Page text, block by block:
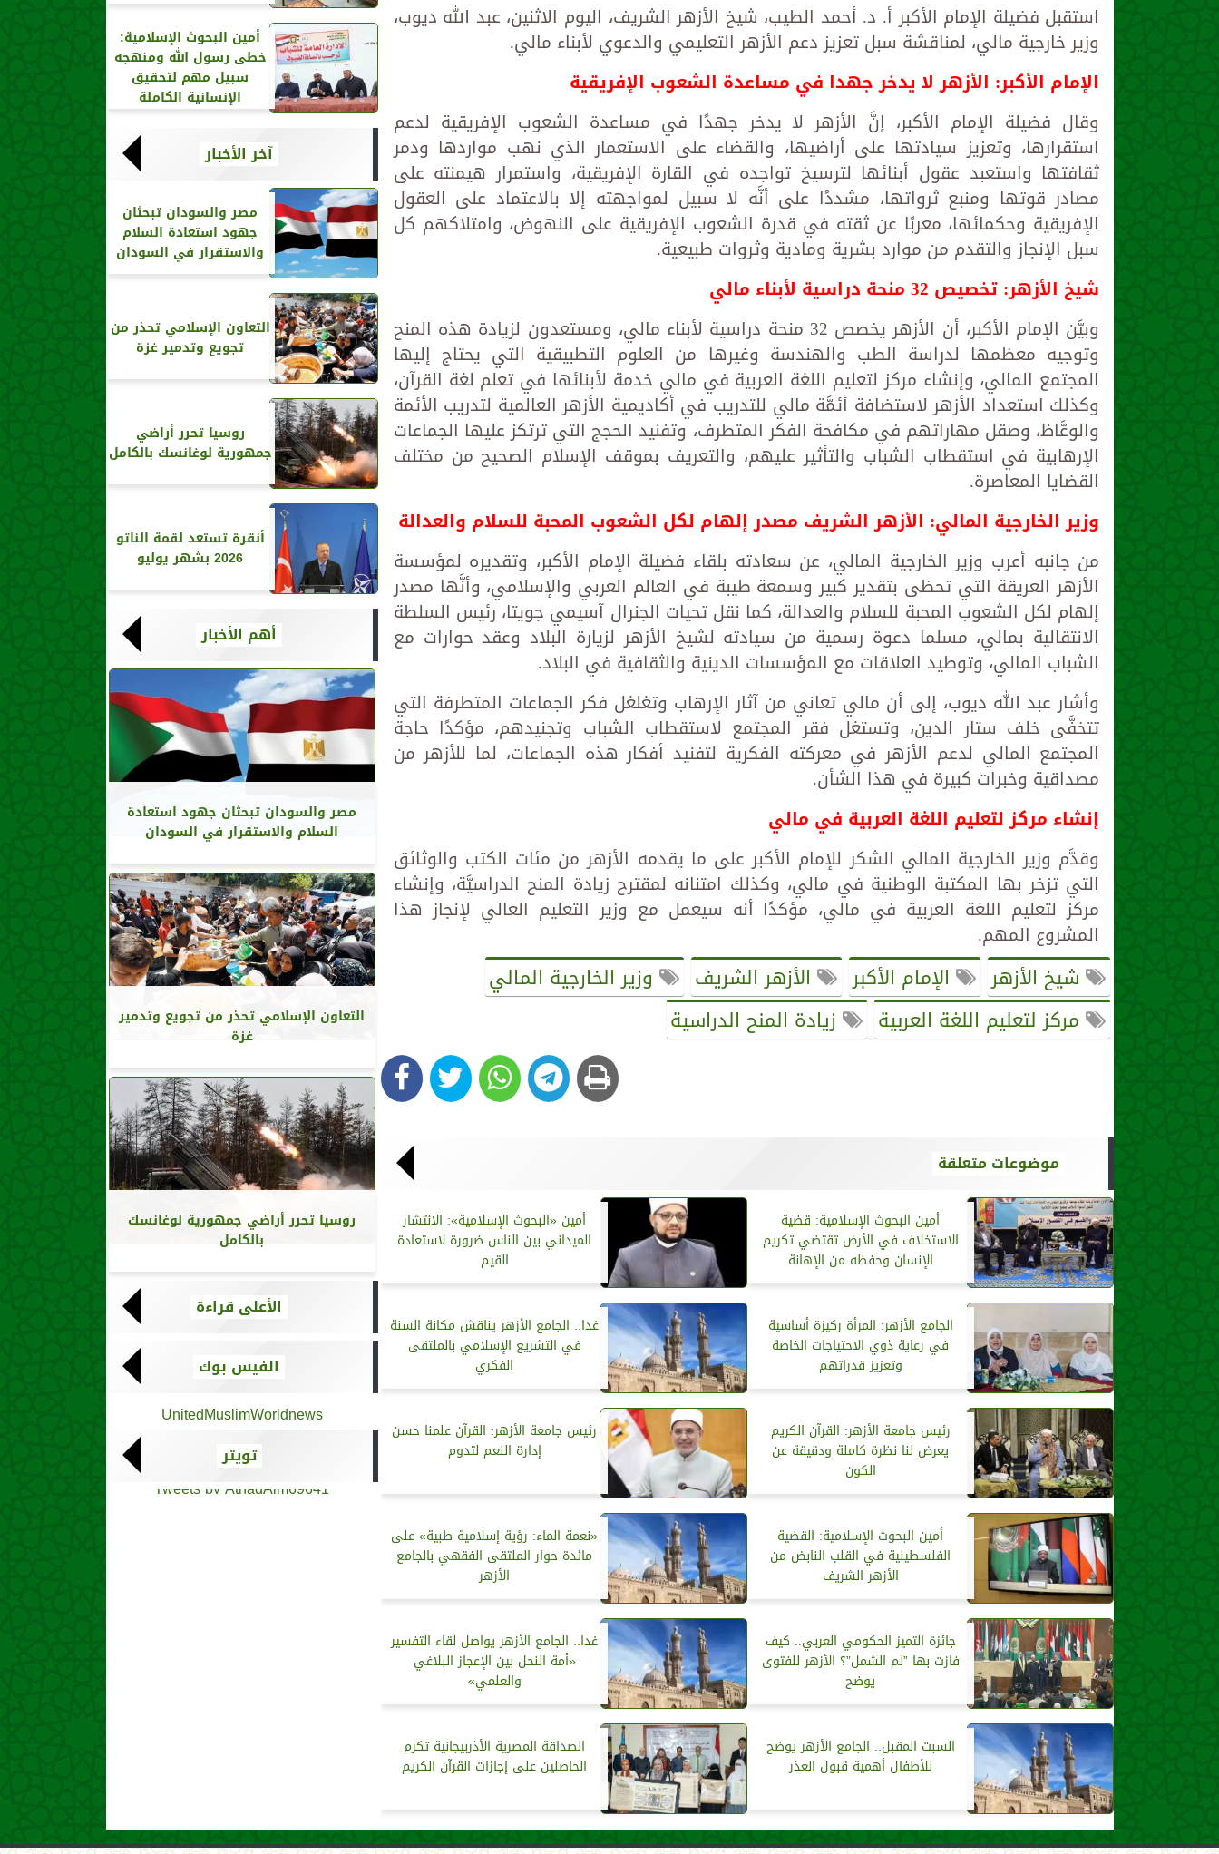
استقبل فضيلة الإمام الأكبر أ. د. أحمد الطيب، شيخ الأزهر الشريف، اليوم الاثنين، عبد الله ديوب،
وزير خارجية مالي، لمناقشة سبل تعزيز دعم الأزهر التعليمي والدعوي لأبناء مالي.
الإمام الأكبر: الأزهر لا يدخر جهدا في مساعدة الشعوب الإفريقية
وقال فضيلة الإمام الأكبر، إنَّ الأزهر لا يدخر جهدًا في مساعدة الشعوب الإفريقية لدعم
استقرارها، وتعزيز سيادتها على أراضيها، والقضاء على الاستعمار الذي نهب مواردها ودمر
ثقافتها واستعبد عقول أبنائها لترسيخ تواجده في القارة الإفريقية، واستمرار هيمنته على
مصادر قوتها ومنبع ثرواتها، مشددًا على أنَّه لا سبيل لمواجهته إلا بالاعتماد على العقول
الإفريقية وحكمائها، معربًا عن ثقته في قدرة الشعوب الإفريقية على النهوض، وامتلاكهم كل
سبل الإنجاز والتقدم من موارد بشرية ومادية وثروات طبيعية.
شيخ الأزهر: تخصيص 32 منحة دراسية لأبناء مالي
وبيَّن الإمام الأكبر، أن الأزهر يخصص 32 منحة دراسية لأبناء مالي، ومستعدون لزيادة هذه المنح
وتوجيه معظمها لدراسة الطب والهندسة وغيرها من العلوم التطبيقية التي يحتاج إليها
المجتمع المالي، وإنشاء مركز لتعليم اللغة العربية في مالي خدمة لأبنائها في تعلم لغة القرآن،
وكذلك استعداد الأزهر لاستضافة أئمَّة مالي للتدريب في أكاديمية الأزهر العالمية لتدريب الأئمة
والوعَّاظ، وصقل مهاراتهم في مكافحة الفكر المتطرف، وتفنيد الحجج التي ترتكز عليها الجماعات
الإرهابية في استقطاب الشباب والتأثير عليهم، والتعريف بموقف الإسلام الصحيح من مختلف
القضايا المعاصرة.
وزير الخارجية المالي: الأزهر الشريف مصدر إلهام لكل الشعوب المحبة للسلام والعدالة
من جانبه أعرب وزير الخارجية المالي، عن سعادته بلقاء فضيلة الإمام الأكبر، وتقديره لمؤسسة
الأزهر العريقة التي تحظى بتقدير كبير وسمعة طيبة في العالم العربي والإسلامي، وأنَّها مصدر
إلهام لكل الشعوب المحبة للسلام والعدالة، كما نقل تحيات الجنرال آسيمي جويتا، رئيس السلطة
الانتقالية بمالي، مسلما دعوة رسمية من سيادته لشيخ الأزهر لزيارة البلاد وعقد حوارات مع
الشباب المالي، وتوطيد العلاقات مع المؤسسات الدينية والثقافية في البلاد.
وأشار عبد الله ديوب، إلى أن مالي تعاني من آثار الإرهاب وتغلغل فكر الجماعات المتطرفة التي
تتخفَّى خلف ستار الدين، وتستغل فقر المجتمع لاستقطاب الشباب وتجنيدهم، مؤكدًا حاجة
المجتمع المالي لدعم الأزهر في معركته الفكرية لتفنيد أفكار هذه الجماعات، لما للأزهر من
مصداقية وخبرات كبيرة في هذا الشأن.
إنشاء مركز لتعليم اللغة العربية في مالي
وقدَّم وزير الخارجية المالي الشكر للإمام الأكبر على ما يقدمه الأزهر من مئات الكتب والوثائق
التي تزخر بها المكتبة الوطنية في مالي، وكذلك امتنانه لمقترح زيادة المنح الدراسيَّة، وإنشاء
مركز لتعليم اللغة العربية في مالي، مؤكدًا أنه سيعمل مع وزير التعليم العالي لإنجاز هذا
المشروع المهم.
شيخ الأزهر الإمام الأكبر الأزهر الشريف
وزير الخارجية المالي
مركز لتعليم اللغة العربية
زيادة المنح الدراسية
موضوعات متعلقة
أمين البحوث الإسلامية: قضية
الاستخلاف في الأرض تقتضي تكريم
الإنسان وحفظه من الإهانة
أمين «البحوث الإسلامية»: الانتشار
الميداني بين الناس ضرورة لاستعادة
القيم
الجامع الأزهر: المرأة ركيزة أساسية
في رعاية ذوي الاحتياجات الخاصة
وتعزيز قدراتهم
غدا.. الجامع الأزهر يناقش مكانة السنة
في التشريع الإسلامي بالملتقى
الفكري
رئيس جامعة الأزهر: القرآن الكريم
يعرض لنا نظرة كاملة ودقيقة عن
الكون
رئيس جامعة الأزهر: القرآن علمنا حسن
إدارة النعم لتدوم
أمين البحوث الإسلامية: القضية
الفلسطينية في القلب النابض من
الأزهر الشريف
«نعمة الماء: رؤية إسلامية طبية» على
مائدة حوار الملتقى الفقهي بالجامع
الأزهر
جائزة التميز الحكومي العربي.. كيف
فازت بها ”لم الشمل”؟ الأزهر للفتوى
يوضح
غدا.. الجامع الأزهر يواصل لقاء التفسير
«أمة النحل بين الإعجاز البلاغي
والعلمي»
السبت المقبل.. الجامع الأزهر يوضح
للأطفال أهمية قبول العذر
الصداقة المصرية الأذربيجانية تكرم
الحاصلين على إجازات القرآن الكريم
أمين البحوث الإسلامية:
خطى رسول الله ومنهجه
سبيل مهم لتحقيق
الإنسانية الكاملة
آخر الأخبار
مصر والسودان تبحثان
جهود استعادة السلام
والاستقرار في السودان
التعاون الإسلامي تحذر من
تجويع وتدمير غزة
روسيا تحرر أراضي
جمهورية لوغانسك بالكامل
أنقرة تستعد لقمة الناتو
2026 بشهر يوليو
أهم الأخبار
مصر والسودان تبحثان جهود استعادة
السلام والاستقرار في السودان
التعاون الإسلامي تحذر من تجويع وتدمير
غزة
روسيا تحرر أراضي جمهورية لوغانسك
بالكامل
الأعلى قراءة
الفيس بوك
UnitedMuslimWorldnews
تويتر
Tweets by AthadAlm69641